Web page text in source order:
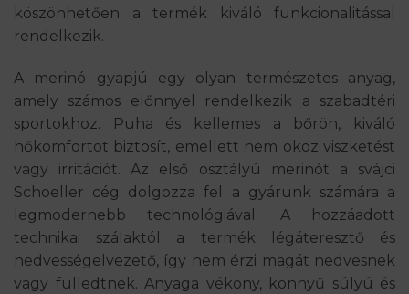
köszönhetően a termék kiváló funkcionalitással
rendelkezik.
A merinó gyapjú egy olyan természetes anyag,
amely számos előnnyel rendelkezik a szabadtéri
sportokhoz. Puha és kellemes a bőrön, kiváló
hőkomfortot biztosít, emellett nem okoz viszketést
vagy irritációt. Az első osztályú merinót a svájci
Schoeller cég dolgozza fel a gyárunk számára a
legmodernebb technológiával. A hozzáadott
technikai szálaktól a termék légáteresztő és
nedvességelvezető, így nem érzi magát nedvesnek
vagy fülledtnek. Anyaga vékony, könnyű súlyú és